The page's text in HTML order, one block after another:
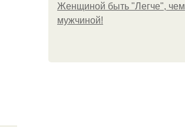
Женщиной быть "Легче", чем
мужчиной!